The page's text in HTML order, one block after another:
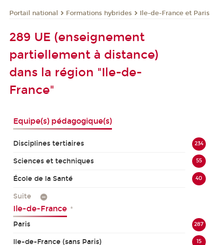
Portail national Formations hybrides Ile-de-France et Paris
289 UE (enseignement
partiellement à distance)
dans la région "Ile-de-
France"
Equipe(s) pédagogique(s)
Disciplines tertiaires 234
Sciences et techniques 55
École de la Santé 40
Suite
Ile-de-France *
Paris 287
Ile-de-France (sans Paris) 15